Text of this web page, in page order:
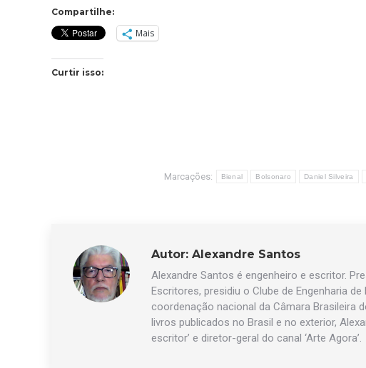
Compartilhe:
Mais
Curtir isso:
Marcações: Bienal Bolsonaro Daniel Silveira
Autor: Alexandre Santos
Alexandre Santos é engenheiro e escritor.
Escritores, presidiu o Clube de Engenharia
coordenação nacional da Câmara Brasileira
livros publicados no Brasil e no exterior,
escritor’ e diretor-geral do canal ‘Arte Agora’.